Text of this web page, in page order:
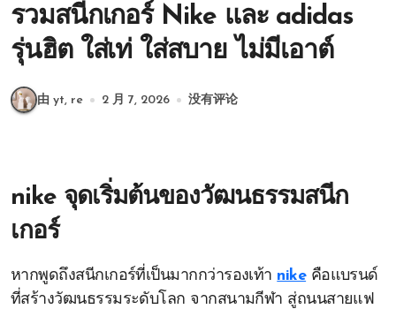
รวมสนีกเกอร์ Nike และ adidas
รุ่นฮิต ใส่เท่ ใส่สบาย ไม่มีเอาต์
由 yt, re 2 月 7, 2026 没有评论
nike จุดเริ่มต้นของวัฒนธรรมสนีก
เกอร์
หากพูดถึงสนีกเกอร์ที่เป็นมากกว่ารองเท้า nikeคือแบรนด์
ที่สร้างวัฒนธรรมระดับโลก จากสนามกีฬา สู่ถนนสายแฟ